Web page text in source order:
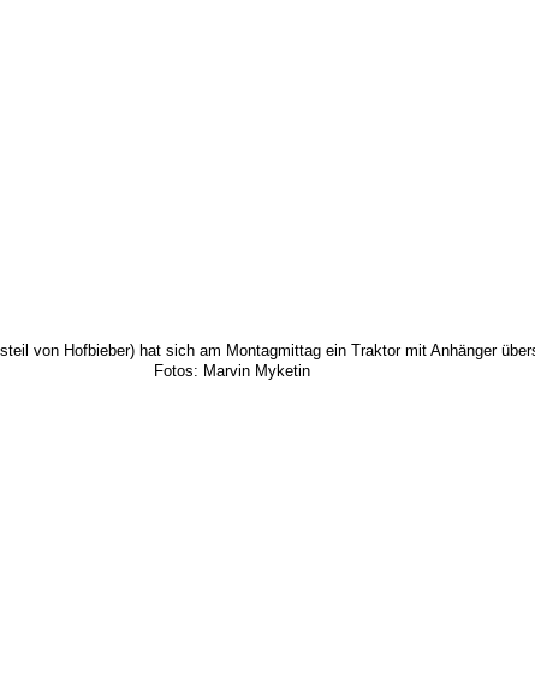
von Hofbieber) hat sich am Montagmittag ein Traktor mit Anhänger
Fotos: Marvin Myketin